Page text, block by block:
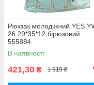
Рюкзак молодіжний YES
26 29*35*12 бірюзовий
555884
В наявності
421,30 ₴ 1 915 ₴